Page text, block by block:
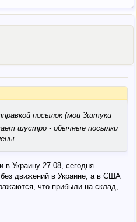
посылок (мои 3штуки
шустро - обычные посылки
Украину 27.08, сегодня
движений в Украине, а в США
что прибыли на склад,